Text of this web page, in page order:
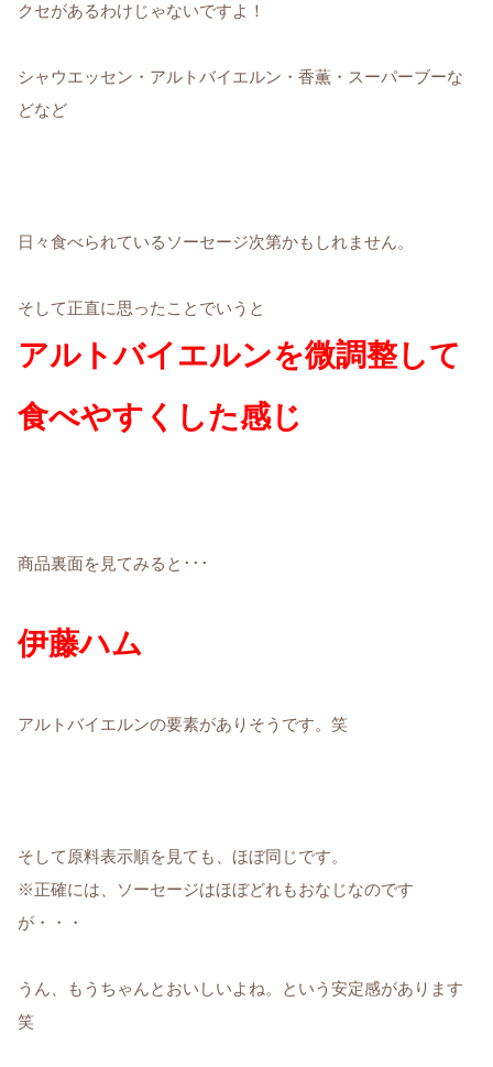
クセがあるわけじゃないですよ！
シャウエッセン・アルトバイエルン・香薫・スーパーブーな
どなど
日々食べられているソーセージ次第かもしれません。
そして正直に思ったことでいうと
アルトバイエルンを微調整して
食べやすくした感じ
商品裏面を見てみると･･･
伊藤ハム
アルトバイエルンの要素がありそうです。笑
そして原料表示順を見ても、ほぼ同じです。
※正確には、ソーセージはほぼどれもおなじなのです
が・・・
うん、もうちゃんとおいしいよね。という安定感があります
笑